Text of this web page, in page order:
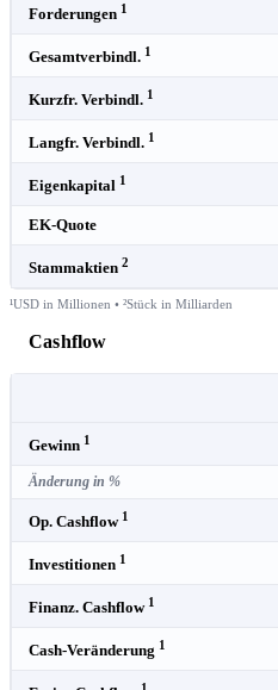
Forderungen 1
Gesamtverbindl. 1
Kurzfr. Verbindl. 1
Langfr. Verbindl. 1
Eigenkapital 1
EK-Quote
Stammaktien 2
¹USD in Millionen • ²Stück in Milliarden
Cashflow
Gewinn 1
Änderung in %
Op. Cashflow 1
Investitionen 1
Finanz. Cashflow 1
Cash-Veränderung 1
1